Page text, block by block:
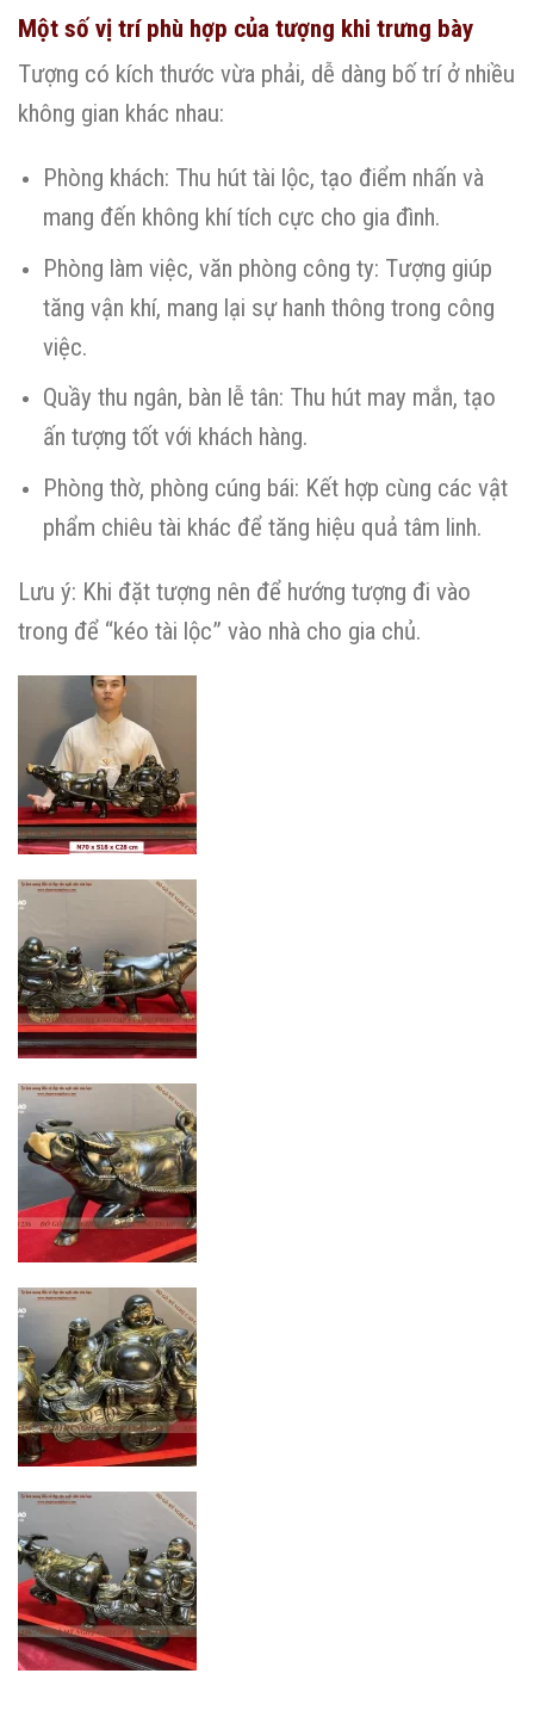
Một số vị trí phù hợp của tượng khi trưng bày
Tượng có kích thước vừa phải, dễ dàng bố trí ở nhiều
không gian khác nhau:
Phòng khách: Thu hút tài lộc, tạo điểm nhấn và
mang đến không khí tích cực cho gia đình.
Phòng làm việc, văn phòng công ty: Tượng giúp
tăng vận khí, mang lại sự hanh thông trong công
việc.
Quầy thu ngân, bàn lễ tân: Thu hút may mắn, tạo
ấn tượng tốt với khách hàng.
Phòng thờ, phòng cúng bái: Kết hợp cùng các vật
phẩm chiêu tài khác để tăng hiệu quả tâm linh.
Lưu ý: Khi đặt tượng nên để hướng tượng đi vào
trong để “kéo tài lộc” vào nhà cho gia chủ.